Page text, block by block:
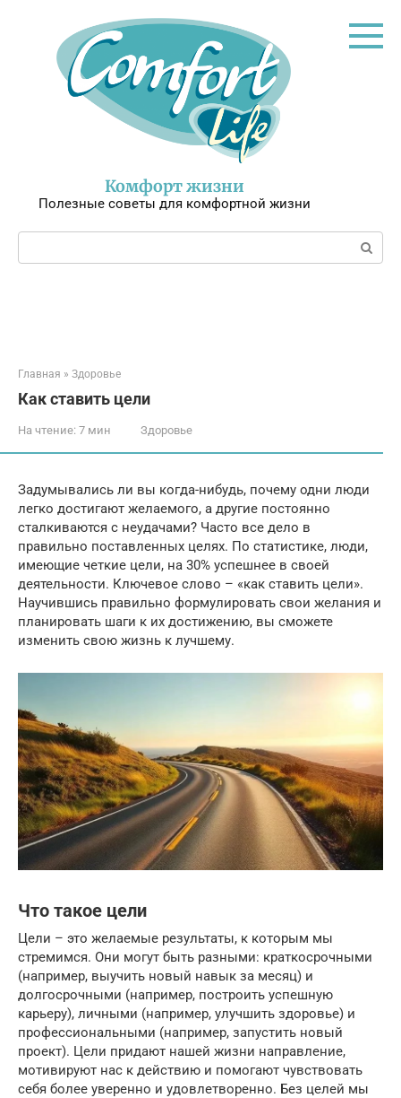
Комфорт жизни
Полезные советы для комфортной жизни
Поиск:
Главная » Здоровье
Как ставить цели
На чтение: 7 мин Здоровье
Задумывались ли вы когда-нибудь, почему одни люди
легко достигают желаемого, а другие постоянно
сталкиваются с неудачами? Часто все дело в
правильно поставленных целях. По статистике, люди,
имеющие четкие цели, на 30% успешнее в своей
деятельности. Ключевое слово – «как ставить цели».
Научившись правильно формулировать свои желания и
планировать шаги к их достижению, вы сможете
изменить свою жизнь к лучшему.
Что такое цели
Цели – это желаемые результаты, к которым мы
стремимся. Они могут быть разными: краткосрочными
(например, выучить новый навык за месяц) и
долгосрочными (например, построить успешную
карьеру), личными (например, улучшить здоровье) и
профессиональными (например, запустить новый
проект). Цели придают нашей жизни направление,
мотивируют нас к действию и помогают чувствовать
себя более уверенно и удовлетворенно. Без целей мы